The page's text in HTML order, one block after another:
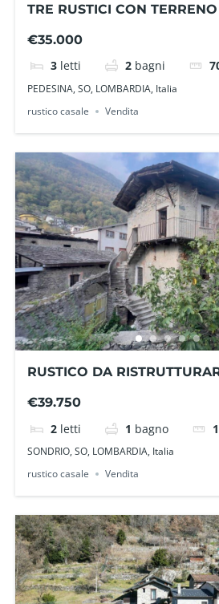
TRE RUSTICI CON
€35.000
3 letti 2 bagni
PEDESINA, SO, LOMBARDIA, Italia
rustico casale
Vendita
RUSTICO DA
€39.750
2 letti 1 bagno
SONDRIO, SO, LOMBARDIA, Italia
rustico casale
Vendita